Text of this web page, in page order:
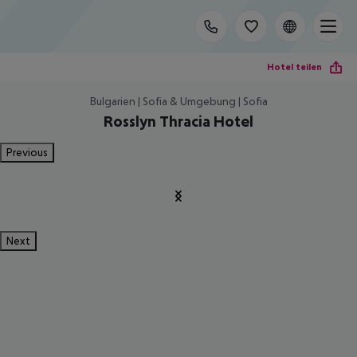
Hotel teilen
Bulgarien | Sofia & Umgebung | Sofia
Rosslyn Thracia Hotel
Previous
Next